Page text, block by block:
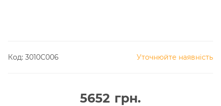
Код: 3010C006 Уточнюйте наявність
5652 грн.